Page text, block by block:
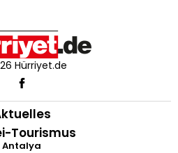
Hürriyet.de
Tourismus
Antalya